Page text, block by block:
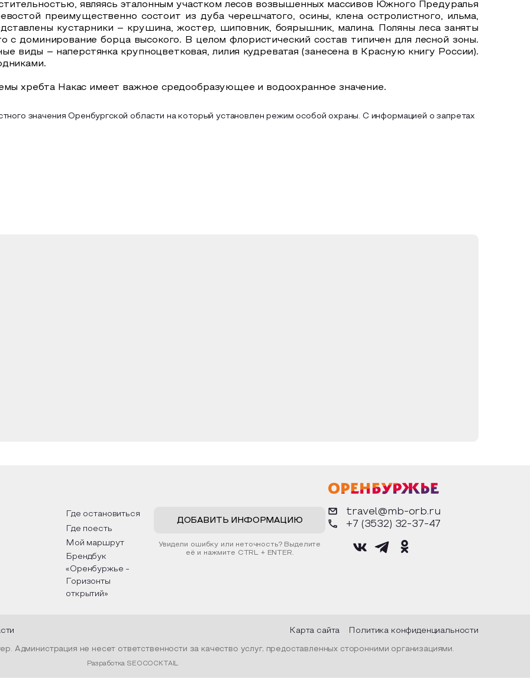
являясь эталонным участком лесов возвышенных массивов Южного Предуралья
преимущественно состоит из дуба черешчатого, осины, клена остролистного, ильма,
кустарники – крушина, жостер, шиповник, боярышник, малина. Поляны леса заняты
с доминирование борца высокого. В целом флористический состав типичен для лесной зоны.
виды – наперстянка крупноцветковая, лилия кудреватая (занесена в Красную книгу России).
хребта Накас имеет важное средообразующее и водоохранное значение.
значения Оренбургской области на который установлен режим особой охраны. С информацией о запретах
Где остановиться
Где поесть
Мой маршрут
Брендбук
«Оренбуржье -
Горизонты
открытий»
ДОБАВИТЬ ИНФОРМАЦИЮ
Увидели ошибку или неточность? Выделите
её и нажмите CTRL + ENTER.
travel@mb-orb.ru
+7 (3532) 32-37-47
Карта сайта Политика конфиденциальности
Администрация не несет ответственности за качество услуг, предоставленных сторонними организациями.
Разработка SEOCOCKTAIL